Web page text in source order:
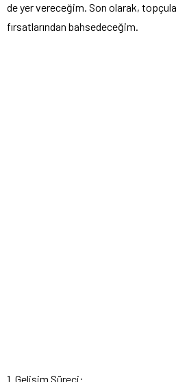
de yer vereceğim. Son olarak,
fırsatlarından bahsedeceğim.
1. Gelişim Süreci: